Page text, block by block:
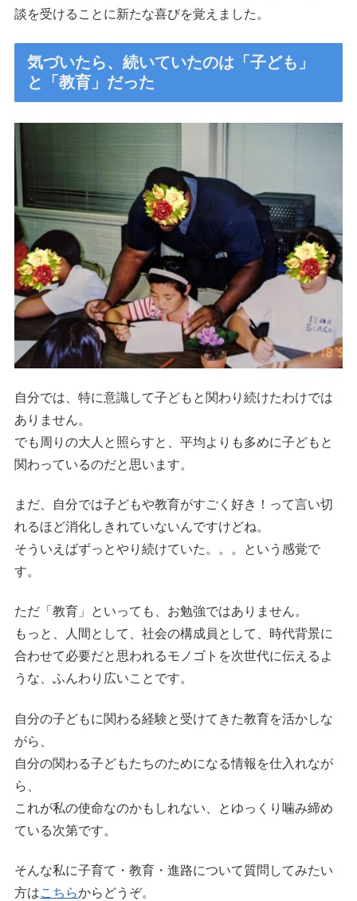
談を受けることに新たな喜びを覚えました。
気づいたら、続いていたのは「子ども」
と「教育」だった
自分では、特に意識して子どもと関わり続けたわけでは
ありません。
でも周りの大人と照らすと、平均よりも多めに子どもと
関わっているのだと思います。
まだ、自分では子どもや教育がすごく好き！って言い切
れるほど消化しきれていないんですけどね。
そういえばずっとやり続けていた。。。という感覚で
す。
ただ「教育」といっても、お勉強ではありません。
もっと、人間として、社会の構成員として、時代背景に
合わせて必要だと思われるモノゴトを次世代に伝えるよ
うな、ふんわり広いことです。
自分の子どもに関わる経験と受けてきた教育を活かしな
がら、
自分の関わる子どもたちのためになる情報を仕入れなが
ら、
これが私の使命なのかもしれない、とゆっくり噛み締め
ている次第です。
そんな私に子育て・教育・進路について質問してみたい
方はこちらからどうぞ。